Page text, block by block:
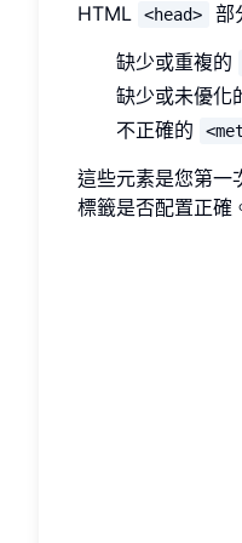
HTML <head>
部
缺少或重複的
缺少或未優化
不正確的
這些元素是您第一
標籤是否配置正確